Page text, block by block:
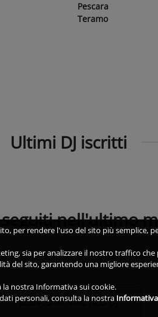
Pescara
Teramo
Ultimi DJ iscritti
nell'ultimo
ELENCO ALFABETICO DJ
per rendere l'uso del sito più
sia per analizzare il nostro traffico
del sito, garantendo una migliore
nostra Informativa sui cookie.
personali, consulta la nostra